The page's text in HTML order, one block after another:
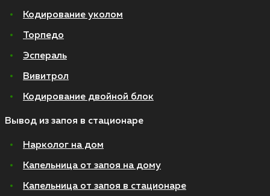
Кодирование уколом
Торпедо
Эспераль
Вивитрол
Кодирование двойной блок
Вывод из запоя в стационаре
Нарколог на дом
Капельница от запоя на дому
Капельница от запоя в стационаре